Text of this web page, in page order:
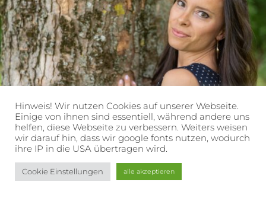
Hinweis! Wir nutzen Cookies auf unserer Webseite.
Einige von ihnen sind essentiell, während andere uns
helfen, diese Webseite zu verbessern. Weiters weisen
wir darauf hin, dass wir google fonts nutzen, wodurch
ihre IP in die USA übertragen wird.
Cookie Einstellungen alle akzeptieren